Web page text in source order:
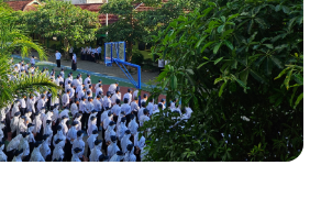
Menurut sang pembimbing,